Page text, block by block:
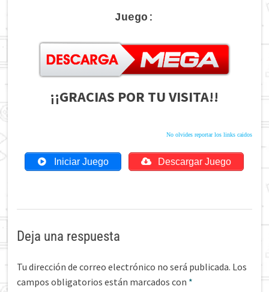
Juego:
¡¡GRACIAS POR TU VISITA!!
No olvides reportar los links caidos
Iniciar Juego Descargar Juego
Deja una respuesta
Tu dirección de correo electrónico no será publicada. Los
campos obligatorios están marcados con *